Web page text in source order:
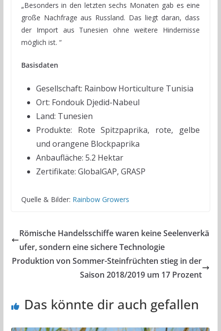
„Besonders in den letzten sechs Monaten gab es eine
große Nachfrage aus Russland. Das liegt daran, dass
der Import aus Tunesien ohne weitere Hindernisse
möglich ist. “
Basisdaten
Gesellschaft: Rainbow Horticulture Tunisia
Ort: Fondouk Djedid-Nabeul
Land: Tunesien
Produkte: Rote Spitzpaprika, rote, gelbe
und orangene Blockpaprika
Anbaufläche: 5.2 Hektar
Zertifikate: GlobalGAP, GRASP
Quelle & Bilder: Rainbow Growers
Römische Handelsschiffe waren keine Seelenverkä
ufer, sondern eine sichere Technologie
Produktion von Sommer-Steinfrüchten stieg in der
Saison 2018/2019 um 17 Prozent
Das könnte dir auch gefallen